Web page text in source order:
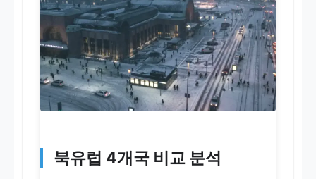
북유럽 4개국 비교 분석